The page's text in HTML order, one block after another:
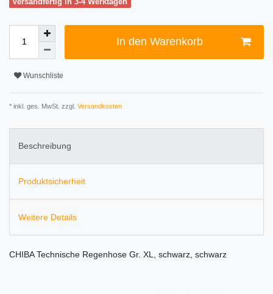
In den Warenkorb
Wunschliste
* inkl. ges. MwSt. zzgl. Versandkosten
Beschreibung
Produktsicherheit
Weitere Details
CHIBA Technische Regenhose Gr. XL, schwarz, schwarz